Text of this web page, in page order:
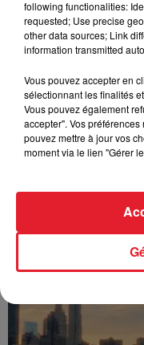
FOLA & Victony -
Franglish &
following functionalities:
requested; Use precise
other data sources; Link
information transmitted
Vous pouvez accepter en
sélectionnant les finalités
Vous pouvez également
accepter". Vos
pouvez mettre à jour vos
moment via le lien "Gérer